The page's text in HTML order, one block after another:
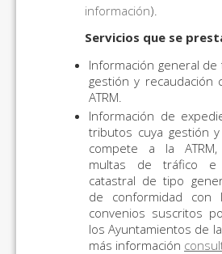
información).
Servicios que se
Información general
gestión y recaudación
ATRM.
Información de
tributos cuya gestión
compete a la
multas de tráfico e
catastral de tipo
de conformidad con
convenios suscritos
los Ayuntamientos de
más información